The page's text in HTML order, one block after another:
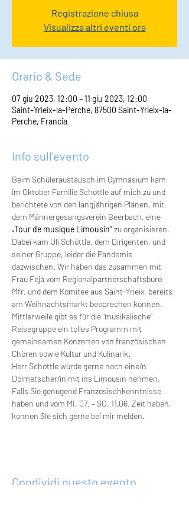
Registrazione chiusa
Visualizza altri eventi ora
Orario & Sede
07 giu 2023, 12:00 – 11 giu 2023, 12:00
Saint-Yrieix-la-Perche, 87500 Saint-Yrieix-la-
Perche, Francia
Info sull'evento
Beim Schüleraustausch im Gymnasium kam
im Oktober Familie Schöttle auf mich zu und
berichtete von den langjährigen Plänen, mit
dem Männergesangsverein Beerbach, eine
„Tour de musique Limousin“ zu organisieren.
Dabei kam Uli Schöttle, dem Dirigenten, und
seiner Gruppe, leider die Pandemie
dazwischen. Wir haben das zusammen mit
Frau Feja vom Regionalpartnerschaftsbüro
Mfr. und dem Komitee aus Saint-Yrieix, bereits
am Weihnachtsmarkt besprechen können.
Mittlerweile gibt es für die "musikalische“
Reisegruppe ein tolles Programm mit
gemeinsamen Konzerten von französischen
Chören sowie Kultur und Kulinarik.
Herr Schöttle würde gerne noch eine/n
Dolmetscher/in mit ins Limousin nehmen.
Falls Sie genügend Französischkenntnisse
haben und vom MI, 07. – SO, 11.06. Zeit haben,
können Sie sich gerne bei mir melden.
Condividi questo evento